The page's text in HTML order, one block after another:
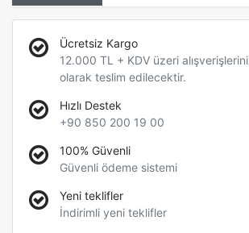
Ücretsiz Kargo
12.000 TL + KDV üzeri
olarak teslim edilecektir.
Hızlı Destek
+90 850 200 19 00
100% Güvenli
Güvenli ödeme sistemi
Yeni teklifler
İndirimli yeni teklifler